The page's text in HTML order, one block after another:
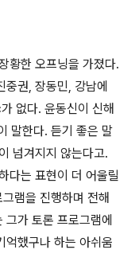
황한 오프닝을 가졌다.
권, 장동민, 강남에
없다. 윤동신이 신해
말한다. 듣기 좋은 말
넘겨지지 않는다고.
다는 표현이 더 어울릴
램을 진행하며 전해
가 토론 프로그램에
억했구나 하는 아쉬움